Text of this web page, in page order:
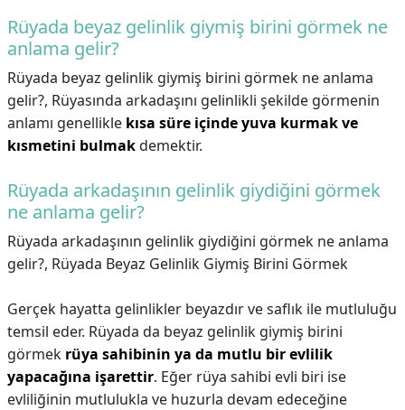
Rüyada beyaz gelinlik giymiş birini görmek ne
anlama gelir?
Rüyada beyaz gelinlik giymiş birini görmek ne anlama
gelir?, Rüyasında arkadaşını gelinlikli şekilde görmenin
anlamı genellikle kısa süre içinde yuva kurmak ve
kısmetini bulmakdemektir.
Rüyada arkadaşının gelinlik giydiğini görmek
ne anlama gelir?
Rüyada arkadaşının gelinlik giydiğini görmek ne anlama
gelir?, Rüyada Beyaz Gelinlik Giymiş Birini Görmek
Gerçek hayatta gelinlikler beyazdır ve saflık ile mutluluğu
temsil eder. Rüyada da beyaz gelinlik giymiş birini
görmek rüya sahibinin ya da mutlu bir evlilik
yapacağına işarettir. Eğer rüya sahibi evli biri ise
evliliğinin mutlulukla ve huzurla devam edeceğine